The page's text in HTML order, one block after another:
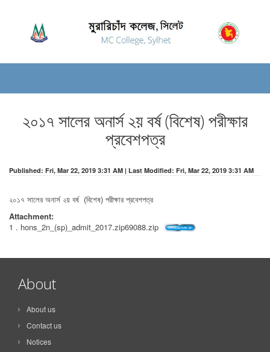
২০১৭ সালের অনার্স ২য় বর্ষ (বিশেষ) পরীক্ষার
প্রবেশপত্র
Published: Fri, Mar 22, 2019 3:31 AM | Last Modified: Fri, Mar 22, 2019 3:31 AM
২০১৭ সালের অনার্স ২য় বর্ষ (বিশেষ) পরীক্ষার প্রবেশপত্র
Attachment:
1 . hons_2n_(sp)_admit_2017.zip69088.zip
About
About us
Contact us
Notices